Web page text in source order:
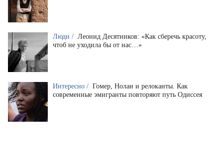
Люди / Леонид Десятников: «Как сберечь красоту,
чтоб не уходила бы от нас…»
Интересно / Гомер, Нолан и релоканты. Как
современные эмигранты повторяют путь Одиссея